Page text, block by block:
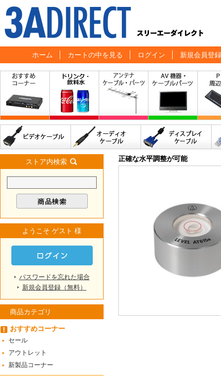
ホーム カートの中を見る ログイン 新規会員登録
ストア内検索
ようこそ ゲスト 様
パスワードを忘れた場合
新規会員登録（無料）
商品カテゴリ
おすすめコーナー
セール
アウトレット
新製品コーナー
正確な水平調整が可能